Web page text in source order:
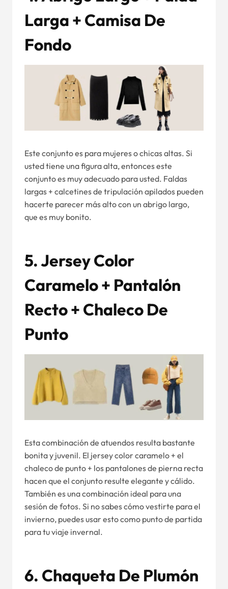
Larga + Camisa De
Fondo
Este conjunto es para mujeres o chicas altas. Si
usted tiene una figura alta, entonces este
conjunto es muy adecuado para usted. Faldas
largas + calcetines de tripulación apilados pueden
hacerte parecer más alto con un abrigo largo,
que es muy bonito.
5. Jersey Color
Caramelo + Pantalón
Recto + Chaleco De
Punto
Esta combinación de atuendos resulta bastante
bonita y juvenil. El jersey color caramelo + el
chaleco de punto + los pantalones de pierna recta
hacen que el conjunto resulte elegante y cálido.
También es una combinación ideal para una
sesión de fotos. Si no sabes cómo vestirte para el
invierno, puedes usar esto como punto de partida
para tu viaje invernal.
6. Chaqueta De Plumón